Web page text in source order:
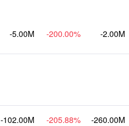
-5.00M -200.00% -2.00M
-102.00M -205.88% -260.00M